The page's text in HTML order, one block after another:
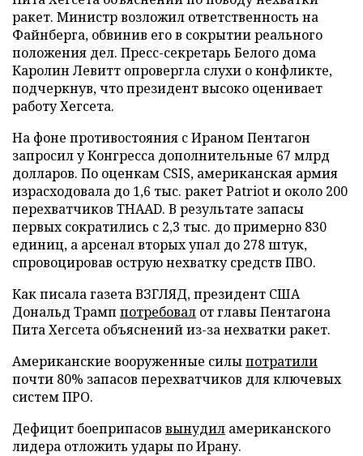
ракет. Министр возложил ответственность на
Файнберга, обвинив его в сокрытии реального
положения дел. Пресс-секретарь Белого дома
Каролин Левитт опровергла слухи о конфликте,
подчеркнув, что президент высоко оценивает
работу Хегсета.
На фоне противостояния с Ираном Пентагон
запросил у Конгресса дополнительные 67 млрд
долларов. По оценкам CSIS, американская армия
израсходовала до 1,6 тыс. ракет Patriot и около 200
перехватчиков THAAD. В результате запасы
первых сократились с 2,3 тыс. до примерно 830
единиц, а арсенал вторых упал до 278 штук,
спровоцировав острую нехватку средств ПВО.
Как писала газета ВЗГЛЯД, президент США
Дональд Трамп потребовал от главы Пентагона
Пита Хегсета объяснений из-за нехватки ракет.
Американские вооруженные силыпотратили
почти 80% запасов перехватчиков для ключевых
систем ПРО.
Дефицит боеприпасов вынудил американского
лидера отложить удары по Ирану.